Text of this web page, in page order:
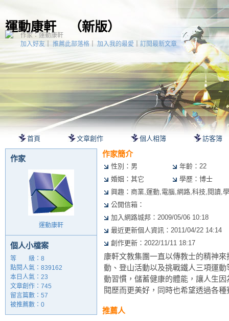
運動康軒（新版）
首頁 文章創作 個人相簿 訪客簿
加入好友 推薦此部落格 加入我的最愛 訂閱最新文章
作家：運動康軒
作家
運動康軒
個人小檔案
等 級：8
點閱人氣：839162
本日人氣：23
文章創作：745
留言篇數：57
被推薦數： 0
作家簡介
性別：男
年齡：22
婚姻：其它
學歷：博士
興趣：商業,運動,電腦,網路,科技,閱讀,
公開信箱：
加入網路城邦：2009/05/06 10:18
最近更新個人資訊：2011/04/22 14:14
創作更新：2022/11/11 18:17
康軒文教集團一直以傳教士的精神
動、登山活動以及挑戰鐵人三項運
動習慣，儲蓄健康的體能，讓人生
閱歷而更美好，同時也希望透過各
推薦人